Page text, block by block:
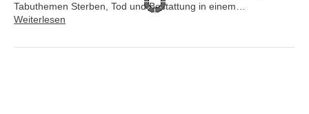
Tabuthemen Sterben, Tod und Bestattung in einem…
Weiterlesen